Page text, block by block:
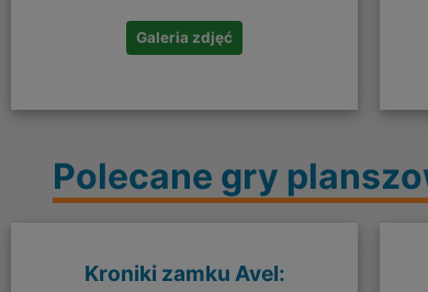
Galeria zdjęć
Polecane gry
Kroniki zamku Avel: